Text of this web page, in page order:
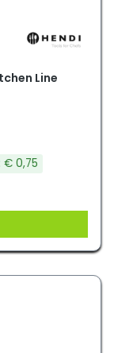
Line
€ 0,75